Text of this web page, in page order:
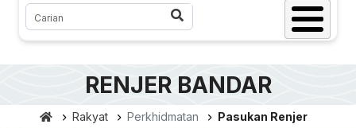
Carian
RENJER BANDAR
Rakyat Perkhidmatan Pasukan Renjer